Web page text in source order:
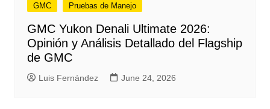
GMC Pruebas de Manejo
GMC Yukon Denali Ultimate 2026:
Opinión y Análisis Detallado del Flagship
de GMC
Luis Fernández June 24, 2026